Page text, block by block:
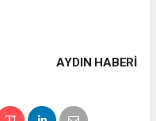
AYDIN HABERİ